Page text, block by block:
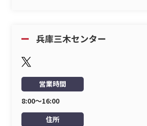
営業時間
8:00〜16:00
住所